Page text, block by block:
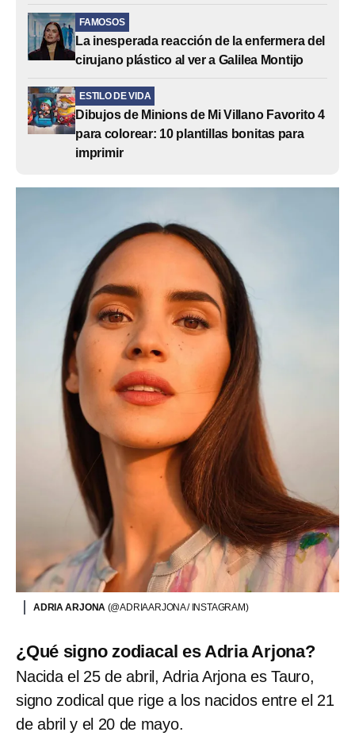
FAMOSOS
La inesperada reacción de la enfermera del
cirujano plástico al ver a Galilea Montijo
ESTILO DE VIDA
Dibujos de Minions de Mi Villano Favorito 4
para colorear: 10 plantillas bonitas para
imprimir
ADRIA ARJONA (@ADRIAARJONA / INSTAGRAM)
¿Qué signo zodiacal es Adria Arjona?
Nacida el 25 de abril, Adria Arjona es Tauro,
signo zodical que rige a los nacidos entre el 21
de abril y el 20 de mayo.